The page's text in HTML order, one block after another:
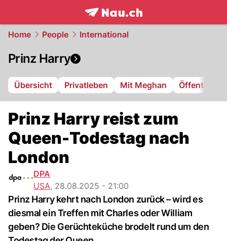
frontpage.NAU.ch
Home People International
Prinz Harry
Übersicht Privatleben Mit Meghan Öffentliche
Prinz Harry reist zum
Queen-Todestag nach
London
DPA
USA, 28.08.2025 - 21:00
Prinz Harry kehrt nach London zurück – wird es
diesmal ein Treffen mit Charles oder William
geben? Die Gerüchteküche brodelt rund um den